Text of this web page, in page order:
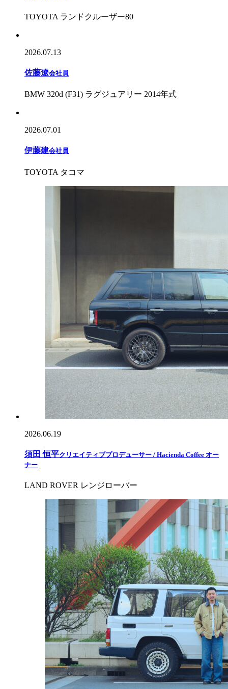
TOYOTA ランドクルーザー80
2026.07.13
佐藤遼会社員
BMW 320d (F31) ラグジュアリー 2014年式
2026.07.01
伊藤建会社員
TOYOTA タコマ
2026.06.19
須田 恒平クリエイティブプロデューサー / Hacienda Coffee オー
ナー
LAND ROVER レンジローバー